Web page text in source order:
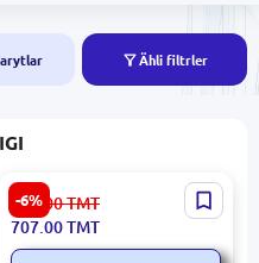
Ähli filtrler
-6%
Kaspersky SECKSP5PC1Y |
Antiwirus Programma 5
kompýuter 1 ýyl
753.00TMT
707.00TMT